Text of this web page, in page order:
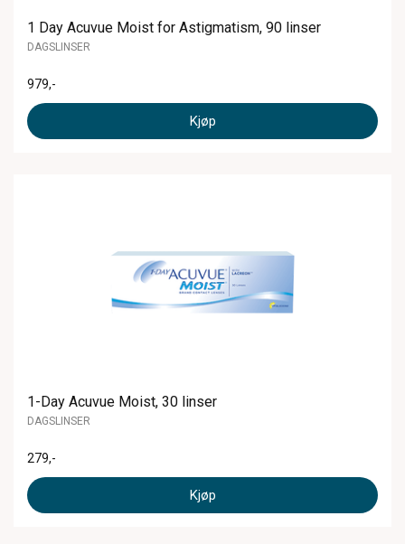
1 Day Acuvue Moist for Astigmatism, 90 linser
DAGSLINSER
979,-
Kjøp
1-Day Acuvue Moist, 30 linser
DAGSLINSER
279,-
Kjøp